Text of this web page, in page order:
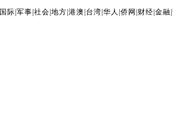
国际 |军事 |社会 |地方 |港澳 台湾 |华人 |侨网 财经 |金融 |